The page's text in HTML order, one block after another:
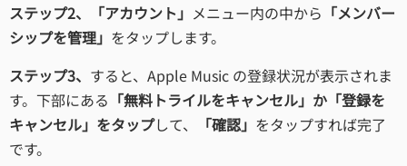
ステップ2、「アカウント」 メニュー内の中から 「メンバー
シップを管理」 をタップします。
ステップ3、 すると、Apple Music の登録状況が表示されま
す。下部にある 「無料トライルをキャンセル」か「登録を
キャンセル」をタップして、 「確認」 をタップすれば完了
です。